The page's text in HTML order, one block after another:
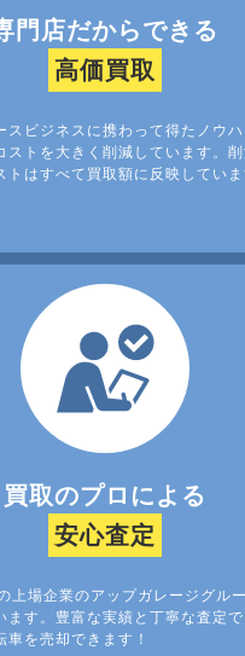
門店だからできる
高価買取
スビジネスに携わって得たノウハ
ストを大きく削減しています。削
トはすべて買取額に反映していま
買取のプロによる
安心査定
上場企業のアップガレージグル
ます。豊富な実績と丁寧な査定
車を売却できます！